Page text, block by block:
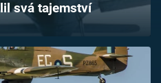
svá tajemství